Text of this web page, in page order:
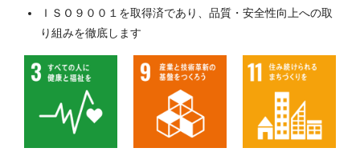
ＩＳＯ９００１を取得済であり、品質・安全性向上への取
り組みを徹底します